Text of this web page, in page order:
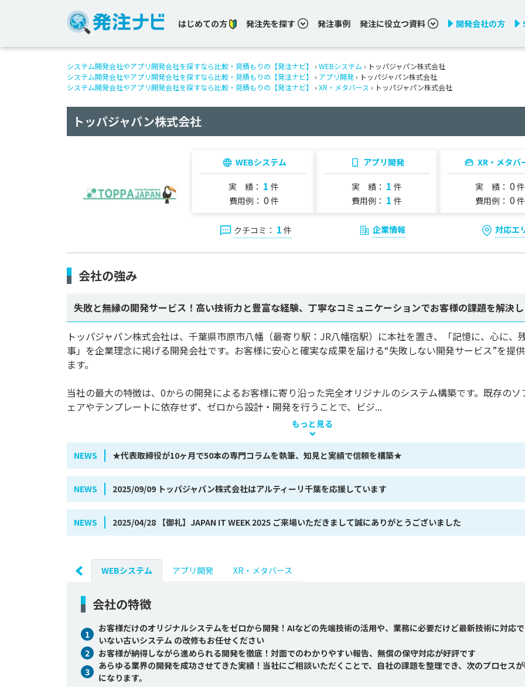
はじめての方 発注先を探す 発注事例 発注に役立つ資料 開発会社の方
システム開発会社やアプリ開発会社を探すなら比較・見積もりの【発注ナビ】 › WEBシステム › トッパジャパン株式会社
システム開発会社やアプリ開発会社を探すなら比較・見積もりの【発注ナビ】
› アプリ開発 › トッパジャパン株式会社
システム開発会社やアプリ開発会社を探すなら比較・見積もりの【発注ナビ】
› XR・メタバース › トッパジャパン株式会社
トッパジャパン株式会社
WEBシステム
実 績： 1 件
費用例： 0 件
アプリ開発
実 績： 1 件
費用例： 1 件
XR・メタバ
実 績： 0 件
費用例： 0 件
クチコミ： 1 件 企業情報 対応エ
会社の強み
失敗と無縁の開発サービス！高い技術力と豊富な経験、丁寧なコミュニケーションでお客様の課題を解決
トッパジャパン株式会社は、千葉県市原市八幡（最寄り駅：JR八幡宿駅）に本社を置き、「記憶に、心に、
事」を企業理念に掲げる開発会社です。お客様に安心と確実な成果を届ける“失敗しない開発サービス”を提
ます。
当社の最大の特徴は、0からの開発によるお客様に寄り沿った完全オリジナルのシステム構築です。既存のソ
ェアやテンプレートに依存せず、ゼロから設計・開発を行うことで、ビジ...
もっと見る
NEWS ★代表取締役が10ヶ月で50本の専門コラムを執筆、知見と実績で信頼を構築★
NEWS 2025/09/09 トッパジャパン株式会社はアルティーリ千葉を応援しています
NEWS 2025/04/28 【御礼】JAPAN IT WEEK 2025 ご来場いただきまして誠にありがとうございました
WEBシステム アプリ開発 XR・メタバース
会社の特徴
1
お客様だけのオリジナルシステムをゼロから開発！AIなどの先端技術の活用や、業務に必要だけど最新技術に対応
いない古いシステム の改修もお任せください
2
お客様が納得しながら進められる開発を徹底！対面でのわかりやすい報告、無償の保守対応が好評です
3
あらゆる業界の開発を成功させてきた実績！当社にご相談いただくことで、自社の課題を整理でき、次のプロセス
になります。